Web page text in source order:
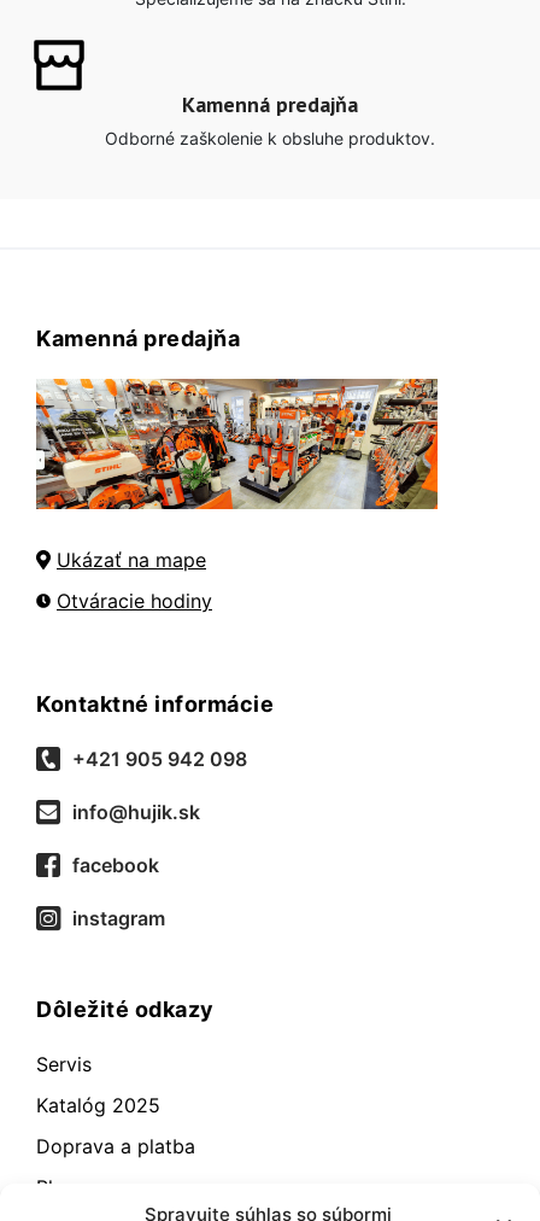
Spravujte súhlas so súbormi
Kamenná predajňa
Odborné zaškolenie k obsluhe produktov.
Kamenná predajňa
Ukázať na mape
Otváracie hodiny
Kontaktné informácie
+421 905 942 098
info@hujik.sk
facebook
instagram
Dôležité odkazy
Servis
Katalóg 2025
Doprava a platba
Blog